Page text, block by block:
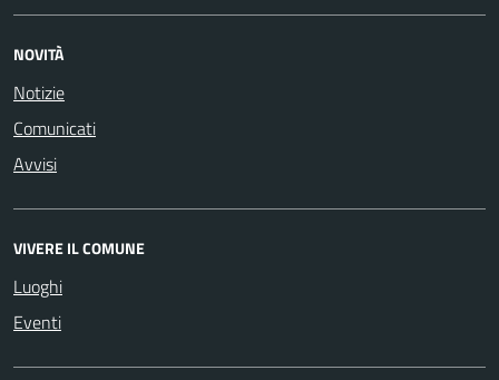
NOVITÀ
Notizie
Comunicati
Avvisi
VIVERE IL COMUNE
Luoghi
Eventi